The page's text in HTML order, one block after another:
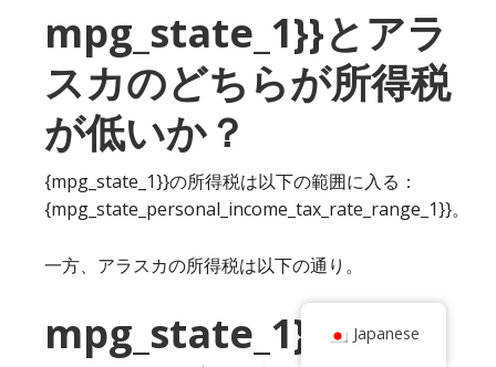
mpg_state_1}}とアラ
スカのどちらが所得税
が低いか？
{mpg_state_1}}の所得税は以下の範囲に入る：
{mpg_state_personal_income_tax_rate_range_1}}。
一方、アラスカの所得税は以下の通り。
mpg_state_1}}とアラ
Japanese